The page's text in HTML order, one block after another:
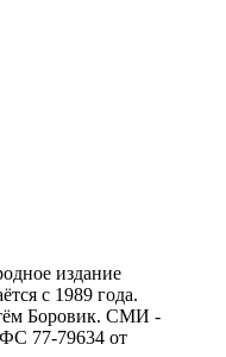
издание
с 1989 года.
Боровик. CМИ -
77-79634 от